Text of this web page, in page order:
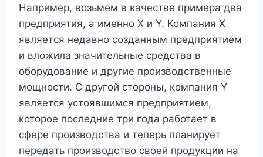
Например, возьмем в качестве примера два
предприятия, а именно X и Y. Компания X
является недавно созданным предприятием
и вложила значительные средства в
оборудование и другие производственные
мощности. С другой стороны, компания Y
является устоявшимся предприятием,
которое последние три года работает в
сфере производства и теперь планирует
передать производство своей продукции на